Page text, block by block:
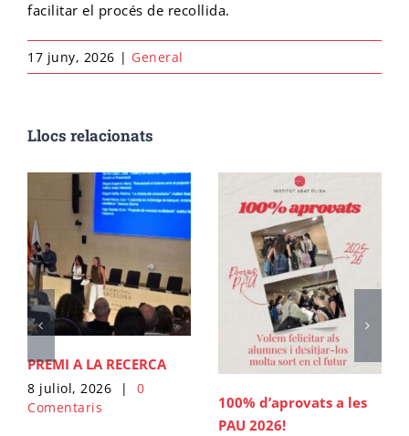
Cicle final en Escalada
Emprèn FP
Preinscripció IFE
Matrícula Ensenyaments Esportius
facilitar el procés de recollida.
17 juny, 2026 | General
Llocs relacionats
PREMI A LA RECERCA
8 juliol, 2026 |
0
Comentaris
100% d’aprovats a les
PAU 2026!